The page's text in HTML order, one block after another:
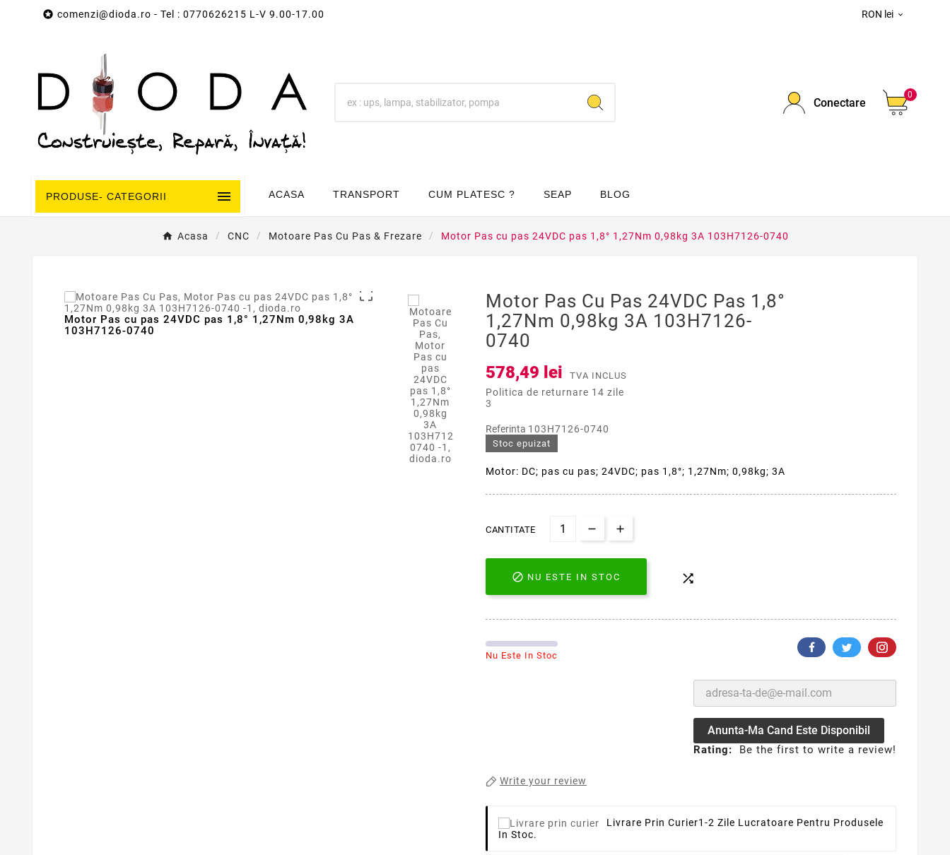
 comenzi@dioda.ro - Tel : 0770626215 L-V 9.00-17.00 RON lei 
Conectare
0
PRODUSE- CATEGORII  ACASA TRANSPORT CUM PLATESC ? SEAP BLOG
Acasa CNC Motoare Pas Cu Pas & Frezare Motor Pas cu pas 24VDC pas 1,8° 1,27Nm 0,98kg 3A 103H7126-0740

Motor Pas cu pas 24VDC pas 1,8° 1,27Nm 0,98kg 3A
103H7126-0740
Motor Pas Cu Pas 24VDC Pas 1,8°
1,27Nm 0,98kg 3A 103H7126-
0740
578,49 lei TVA INCLUS
Politica de returnare 14 zile
3
Referinta 103H7126-0740
Stoc epuizat
Motor: DC; pas cu pas; 24VDC; pas 1,8°; 1,27Nm; 0,98kg; 3A
CANTITATE
 NU ESTE IN STOC 
Nu Este In Stoc
Anunta-Ma Cand Este Disponibil
Rating: Be the first to write a review!
Write your review
Livrare Prin Curier1-2 Zile Lucratoare Pentru Produsele
In Stoc.